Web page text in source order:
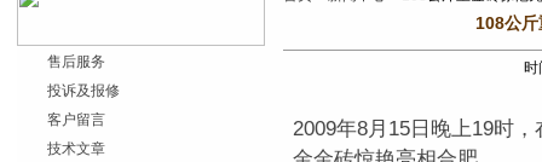
售后服务
投诉及报修
客户留言
技术文章
108公
2009年8月15日晚上19时